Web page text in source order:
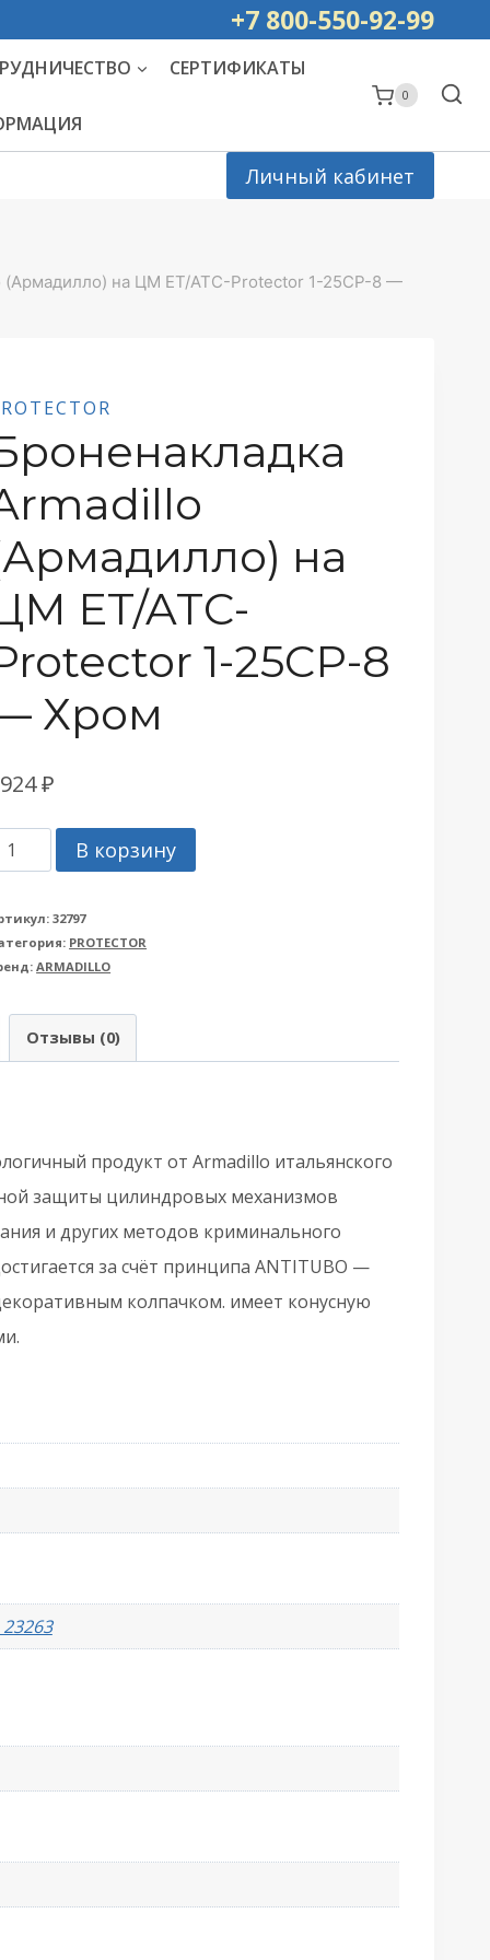
РОССИИ +7 800-550-92-99
СЕРТИФИКАТЫ
0
Личный кабинет
(Армадилло) на ЦМ ET/ATC-Protector 1-25CP-8 —
на
ET/ATC-
1-25CP-8
Хром
₽
КоличествоВ корзину
32797
PROTECTOR
ARMADILLO
Отзывы (0)
продукт от Armadillo итальянского
защиты цилиндровых механизмов
и других методов криминального
за счёт принципа ANTITUBO —
колпачком. имеет конусную